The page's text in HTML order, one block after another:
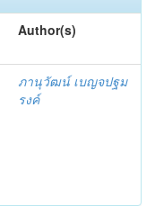
Author(s)
ภานุวัฒน์ เบญจปฐม
รงค์